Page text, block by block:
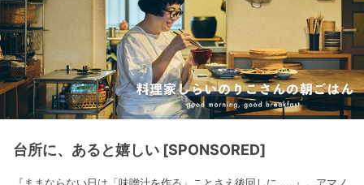
台所に、あると嬉しい [SPONSORED]